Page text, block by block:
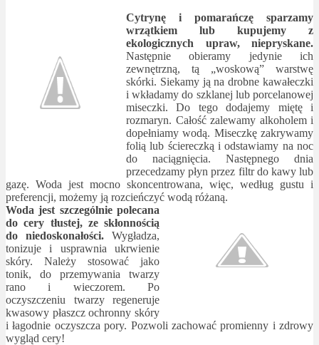
Cytrynę i pomarańczę sparzamy
wrzątkiem lub kupujemy z
ekologicznych upraw, niepryskane.
Następnie obieramy jedynie ich
zewnętrzną, tą „woskową” warstwę
skórki. Siekamy ją na drobne kawałeczki
i wkładamy do szklanej lub porcelanowej
miseczki. Do tego dodajemy miętę i
rozmaryn. Całość zalewamy alkoholem i
dopełniamy wodą. Miseczkę zakrywamy
folią lub ściereczką i odstawiamy na noc
do naciągnięcia. Następnego dnia
przecedzamy płyn przez filtr do kawy lub
gazę. Woda jest mocno skoncentrowana, więc, według gustu i
preferencji, możemy ją rozcieńczyć wodą różaną.
Woda jest szczególnie polecana
do cery tłustej, ze skłonnością
do niedoskonałości. Wygładza,
tonizuje i usprawnia ukrwienie
skóry. Należy stosować jako
tonik, do przemywania twarzy
rano i wieczorem. Po
oczyszczeniu twarzy regeneruje
kwasowy płaszcz ochronny skóry
i łagodnie oczyszcza pory. Pozwoli zachować promienny i zdrowy
wygląd cery!